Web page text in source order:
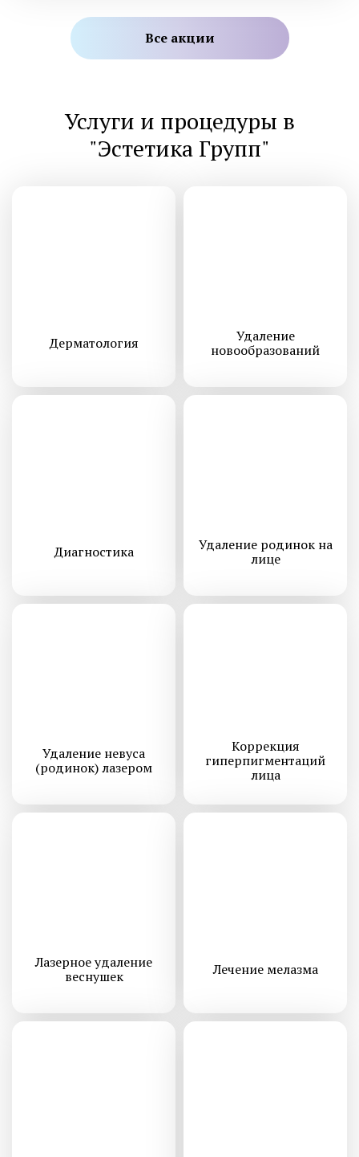
Все акции
Услуги и процедуры в
"Эстетика Групп"
Дермато­логия
Удаление
новообразований
Диагностика
Удаление родинок на
лице
Удаление невуса
(родинок) лазером
Коррекция
гиперпигментаций
лица
Лазерное удаление
веснушек
Лечение мелазма